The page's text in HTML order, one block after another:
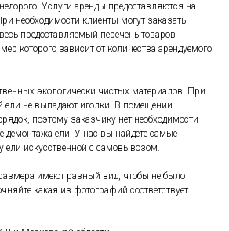
Услуги аренды предоставляются на
необходимости клиенты могут заказать
предоставляемый перечень товаров
которого зависит от количества арендуемого
экологически чистых материалов. При
ели не выпадают иголки. В помещении
поэтому заказчику нет необходимости
демонтажа ели. У нас вы найдете самые
ели искусственной с самовывозом.
имеют разный вид, чтобы не было
какая из фотографий соответствует